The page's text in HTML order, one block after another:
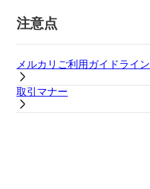
注意点
メルカリご利用ガイドライン
取引マナー